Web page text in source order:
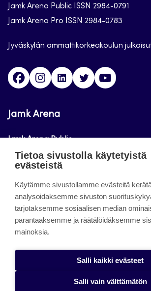
Jamk Arena Public ISSN 2984-0791
Jamk Arena Pro ISSN 2984-0783
Jyväskylän ammattikorkeakoulun
FacebookInstagramLinkedinTwitter
Jamk Arena
Jamk Arena Public
Jamk Arena Pro
Tietoa sivustosta
Saavutettavuusseloste
Alasottoilmoitus
Tietoa sivustolla käytetyistä
evästeistä
Käytämme sivustollamme evästeitä
analysoidaksemme sivuston
tarjotaksemme sosiaalisen median
parantaaksemme ja räätälöidäksemme
mainoksia.
Salli kaikki evästeet
Salli vain välttämätön